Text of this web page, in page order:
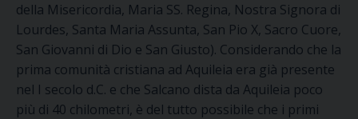
della Misericordia, Maria SS. Regina, Nostra Signora di
Lourdes, Santa Maria Assunta, San Pio X, Sacro Cuore,
San Giovanni di Dio e San Giusto). Considerando che la
prima comunità cristiana ad Aquileia era già presente
nel I secolo d.C. e che Salcano dista da Aquileia poco
più di 40 chilometri, è del tutto possibile che i primi